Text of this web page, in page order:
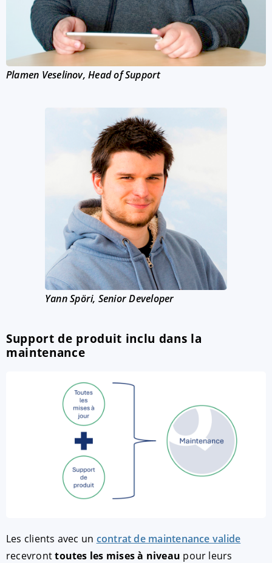
Plamen Veselinov, Head of Support
Yann Spöri, Senior Developer
Support de produit inclu dans la
maintenance
Les clients avec un contrat de maintenance valide
recevronttoutes les mises à niveau pour leurs